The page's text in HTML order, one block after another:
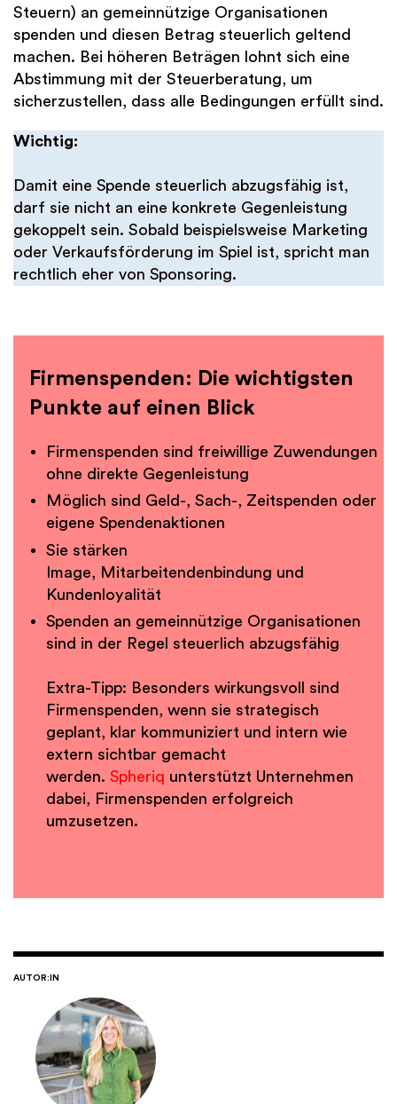
Steuern) an gemeinnützige Organisationen
spenden und diesen Betrag steuerlich geltend
machen. Bei höheren Beträgen lohnt sich eine
Abstimmung mit der Steuerberatung, um
sicherzustellen, dass alle Bedingungen erfüllt sind.
Wichtig:
Damit eine Spende steuerlich abzugsfähig ist,
darf sie nicht an eine konkrete Gegenleistung
gekoppelt sein. Sobald beispielsweise Marketing
oder Verkaufsförderung im Spiel ist, spricht man
rechtlich eher von Sponsoring.
Firmenspenden: Die wichtigsten
Punkte auf einen Blick
Firmenspenden sind freiwillige Zuwendungen
ohne direkte Gegenleistung
Möglich sind Geld-, Sach-, Zeitspenden oder
eigene Spendenaktionen
Sie stärken
Image, Mitarbeitendenbindung und
Kundenloyalität
Spenden an gemeinnützige Organisationen
sind in der Regel steuerlich abzugsfähig
Extra-Tipp: Besonders wirkungsvoll sind
Firmenspenden, wenn sie strategisch
geplant, klar kommuniziert und intern wie
extern sichtbar gemacht
werden. Spheriq unterstützt Unternehmen
dabei, Firmenspenden erfolgreich
umzusetzen.
AUTOR:IN